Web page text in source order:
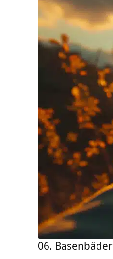
06. Basenbäder